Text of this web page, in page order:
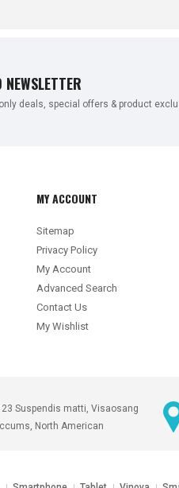
deals, special offers & product
MY ACCOUNT
Sitemap
Privacy Policy
My Account
Advanced Search
Contact Us
My Wishlist
Suspendis matti, Visaosang
North American